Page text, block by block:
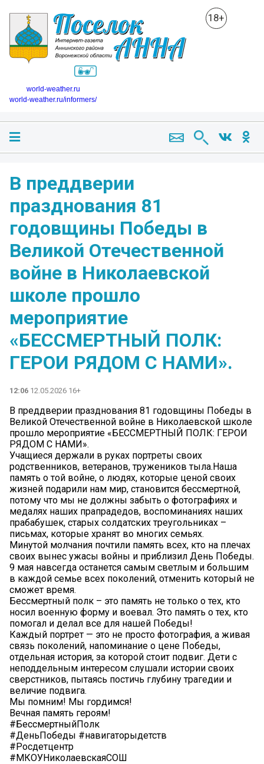
18+
world-weather.ru
world-weather.ru/informers/
В преддверии
празднования 81
годовщины Победы в
Великой Отечественной
войне в Николаевской
школе прошло
мероприятие
«БЕССМЕРТНЫЙ ПОЛК:
ГЕРОИ РЯДОМ С НАМИ».
12:06 12.05.2026 16+
В преддверии празднования 81 годовщины Победы в
Великой Отечественной войне в Николаевской школе
прошло мероприятие «БЕССМЕРТНЫЙ ПОЛК: ГЕРОИ
РЯДОМ С НАМИ».️
Учащиеся держали в руках портреты своих
родственников, ветеранов, тружеников тыла.Наша
память о той войне, о людях, которые ценой своих
жизней подарили нам мир, становится бессмертной,
потому что мы не должны забыть о фотографиях и
медалях наших прапрадедов, воспоминаниях наших
прабабушек, старых солдатских треугольниках –
письмах, которые хранят во многих семьях.
Минутой молчания почтили память всех, кто на плечах
своих вынес ужасы войны и приблизил День Победы.
9 мая навсегда останется самым светлым и большим
в каждой семье всех поколений, отменить который не
сможет время.
Бессмертный полк – это память не только о тех, кто
носил военную форму и воевал. Это память о тех, кто
помогал и делал все для нашей Победы!
Каждый портрет — это не просто фотография, а живая
связь поколений, напоминание о цене Победы,
отдельная история, за которой стоит подвиг. Дети с
неподдельным интересом слушали истории своих
сверстников, пытаясь постичь глубину трагедии и
величие подвига.
Мы помним! Мы гордимся!
Вечная память героям!
#БессмертныйПолк
#ДеньПобеды #навигаторыдетств
#Росдетцентр
#МКОУНиколаевскаяСОШ